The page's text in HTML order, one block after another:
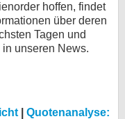
hoffen, findet
über deren
Tagen und
unseren News.
| Quotenanalyse: